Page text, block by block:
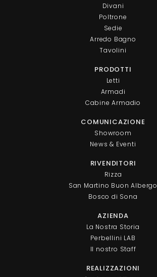
Divani
Poltrone
Sedie
Arredo Bagno
Tavolini
PRODOTTI
Letti
Armadi
Cabine Armadio
COMUNICAZIONE
Showroom
News & Eventi
RIVENDITORI
Rizza
San Martino Buon Albergo
Bosco di Sona
AZIENDA
La Nostra Storia
Perbellini LAB
Il nostro Staff
REALIZZAZIONI